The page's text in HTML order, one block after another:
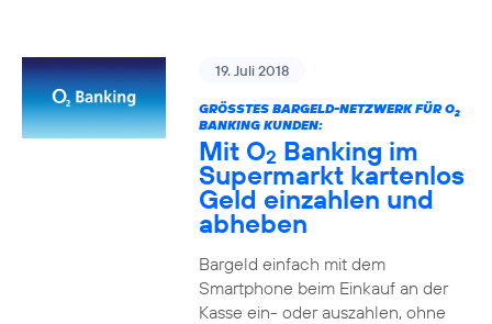
19. Juli 2018
GRÖSSTES BARGELD-NETZWERK FÜR O 2
BANKING KUNDEN:
Mit O2 Banking im
Supermarkt kartenlos
Geld einzahlen und
abheben
Bargeld einfach mit dem
Smartphone beim Einkauf an der
Kasse ein- oder auszahlen, ohne